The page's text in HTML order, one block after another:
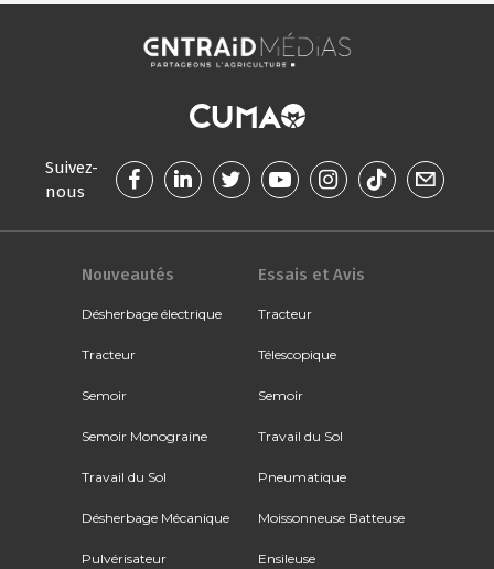
Suivez-
nous
Nouveautés
Désherbage électrique
Tracteur
Semoir
Semoir Monograine
Travail du Sol
Désherbage Mécanique
Pulvérisateur
Essais et Avis
Tracteur
Télescopique
Semoir
Travail du Sol
Pneumatique
Moissonneuse Batteuse
Ensileuse